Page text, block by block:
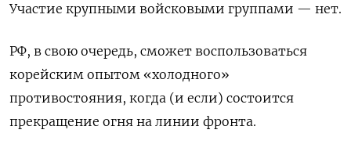
Участие крупными войсковыми группами — нет.
РФ, в свою очередь, сможет воспользоваться
корейским опытом «холодного»
противостояния, когда (и если) состоится
прекращение огня на линии фронта.